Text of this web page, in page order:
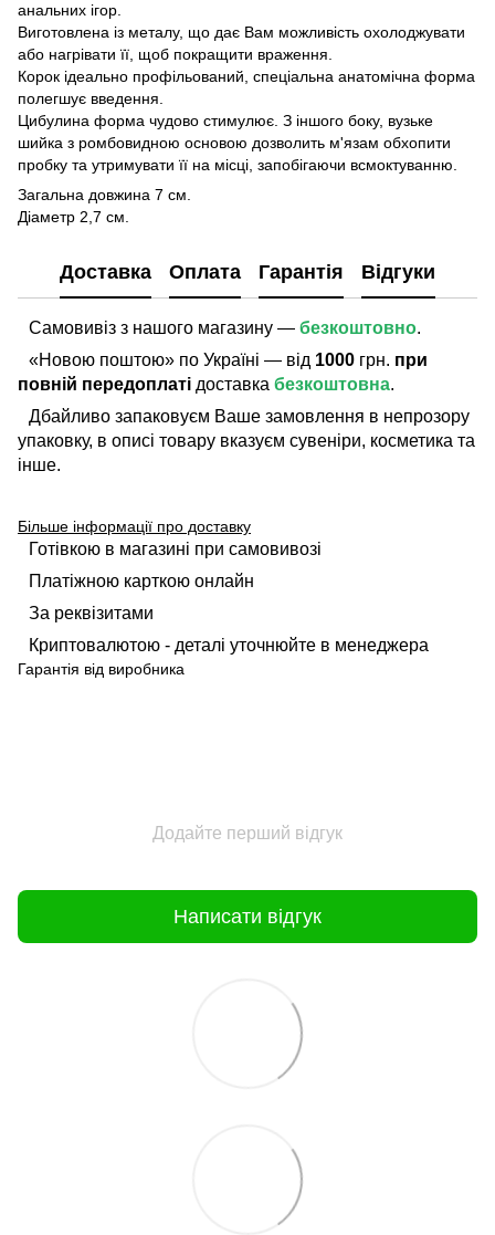
анальних ігор.
Виготовлена ​​із металу, що дає Вам можливість охолоджувати
або нагрівати її, щоб покращити враження.
Корок ідеально профільований, спеціальна анатомічна форма
полегшує введення.
Цибулина форма чудово стимулює. З іншого боку, вузьке
шийка з ромбовидною основою дозволить м'язам обхопити
пробку та утримувати її на місці, запобігаючи всмоктуванню.
Загальна довжина 7 см.
Діаметр 2,7 см.
Доставка Оплата Гарантія Відгуки
Самовивіз з нашого магазину — безкоштовно.
«Новою поштою» по Україні — від 1000 грн. при
повній передоплаті доставка безкоштовна.
Дбайливо запаковуєм Ваше замовлення в непрозору
упаковку, в описі товару вказуєм сувеніри, косметика та
інше.
Більше інформації про доставку
Готівкою в магазині при самовивозі
Платіжною карткою онлайн
За реквізитами
Криптовалютою - деталі уточнюйте в менеджера
Гарантія від виробника
Додайте перший відгук
Написати відгук